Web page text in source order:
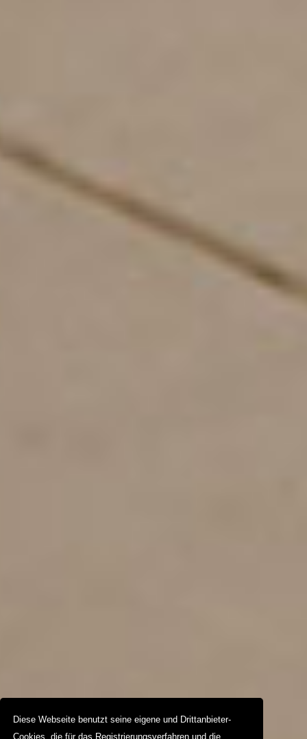
Diese Webseite benutzt seine eigene und Drittanbieter-
Cookies, die für das Registrierungsverfahren und die